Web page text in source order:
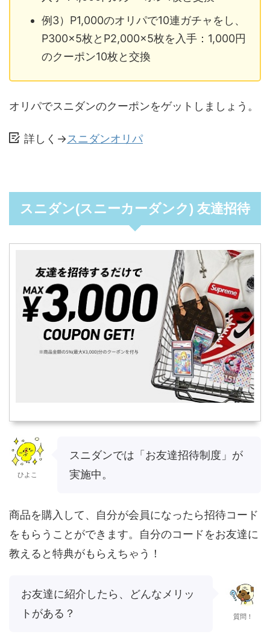
例3）P1,000のオリパで10連ガチャをし、
P300×5枚とP2,000×5枚を入手：1,000円
のクーポン10枚と交換
オリパでスニダンのクーポンをゲットしましょう。
詳しく→スニダンオリパ
スニダン(スニーカーダンク) 友達招待
ひよこ
スニダンでは「お友達招待制度」が
実施中。
商品を購入して、自分が会員になったら招待コード
をもらうことができます。自分のコードをお友達に
教えると特典がもらえちゃう！
お友達に紹介したら、どんなメリッ
トがある？
質問！